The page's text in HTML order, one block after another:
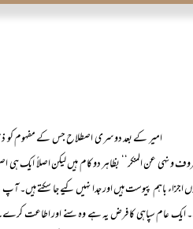
کے بعد دوسری اصطلاح جس کے مفہوم کو ذہن
و نہی عن المنکر‘‘ بظاہر دو کام ہیں لیکن اصلاً
اجزاء باہم پیوست ہیں اور جدا نہیں کیے جا سکتے
عام سپاہی کا فرض یہ ہے وہ سنے اور اطاعت کرے۔